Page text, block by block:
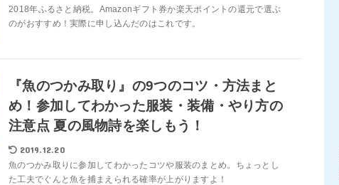
2018年ふるさと納税。Amazonギフト券か楽天ポイントの還元で選ぶ
のがおすすめ！実際に申し込んだのはこれです。
『魚のつかみ取り』の9つのコツ・方法まと
め！参加してわかった服装・装備・やり方の
注意点 夏の風物詩を楽しもう！
2019.12.20
魚のつかみ取りに参加してわかったコツや服装のまとめ。ちょっとし
た工夫でぐんと魚を捕まえられる確率が上がりますよ！